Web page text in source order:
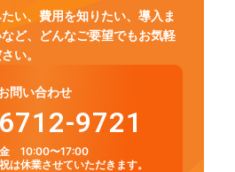
い、費用を知りたい、導入ま
ど、
どんなご要望でもお気軽
い。
問い合わせ
9721
金 10:00〜17:00
は休業させていただきます。